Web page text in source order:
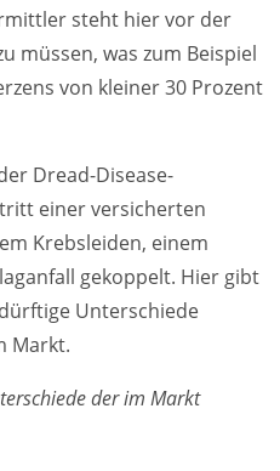
steht hier vor der
müssen, was zum Beispiel
von kleiner 30 Prozent
Dread-Disease-
einer versicherten
Krebsleiden, einem
gekoppelt. Hier gibt
Unterschiede
Markt.
der im Markt